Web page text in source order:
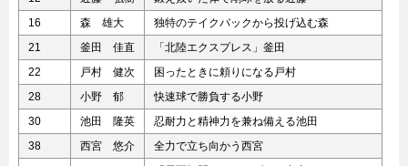
16
森 雄大
独特のテイクバックから投げ込む森
21
釜田 佳直
「北陸エクスプレス」釜田
22
戸村 健次
困ったときに頼りになる戸村
28
小野 郁
快速球で勝負する小野
30
池田 隆英
忍耐力と精神力を兼ね備える池田
38
西宮 悠介 全力で立ち向かう西宮